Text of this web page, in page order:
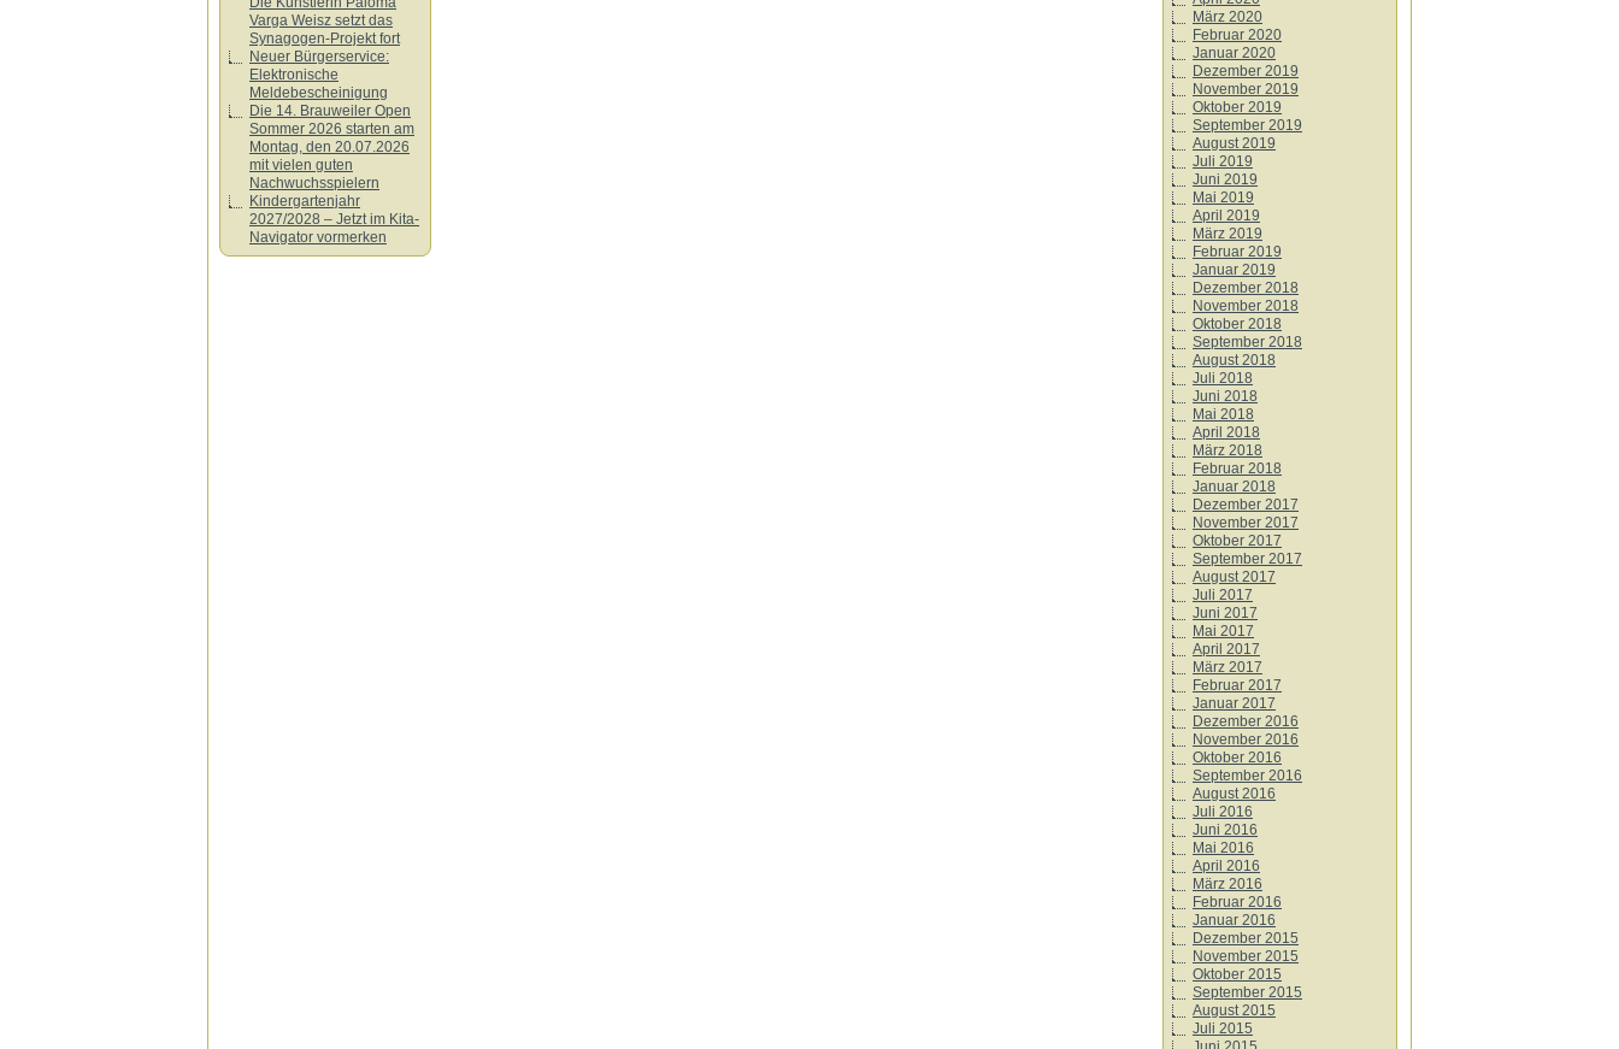
Varga Weisz setzt das
Synagogen-Projekt fort
Neuer Bürgerservice:
Elektronische
Meldebescheinigung
Die 14. Brauweiler Open
Sommer 2026 starten am
Montag, den 20.07.2026
mit vielen guten
Nachwuchsspielern
Kindergartenjahr
2027/2028 – Jetzt im Kita-
Navigator vormerken
März 2020
Februar 2020
Januar 2020
Dezember 2019
November 2019
Oktober 2019
September 2019
August 2019
Juli 2019
Juni 2019
Mai 2019
April 2019
März 2019
Februar 2019
Januar 2019
Dezember 2018
November 2018
Oktober 2018
September 2018
August 2018
Juli 2018
Juni 2018
Mai 2018
April 2018
März 2018
Februar 2018
Januar 2018
Dezember 2017
November 2017
Oktober 2017
September 2017
August 2017
Juli 2017
Juni 2017
Mai 2017
April 2017
März 2017
Februar 2017
Januar 2017
Dezember 2016
November 2016
Oktober 2016
September 2016
August 2016
Juli 2016
Juni 2016
Mai 2016
April 2016
März 2016
Februar 2016
Januar 2016
Dezember 2015
November 2015
Oktober 2015
September 2015
August 2015
Juli 2015